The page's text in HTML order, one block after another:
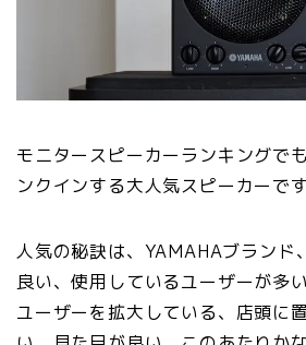
モニタースピーカーランキングで
ンクインする大人気スピーカーです
人気の秘訣は、YAMAHAブランド
良い、使用しているユーザーが多
ユーザーを拡大している、店頭に